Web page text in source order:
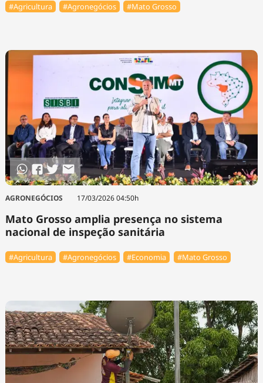
#Agricultura #Agronegócios #Mato Grosso
AGRONEGÓCIOS 17/03/2026 04:50h
Mato Grosso amplia presença no sistema
nacional de inspeção sanitária
#Agricultura #Agronegócios #Economia #Mato Grosso